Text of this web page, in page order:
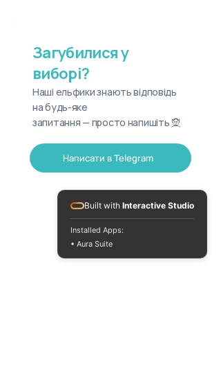
Загубилися у
виборі?
Наші ельфики знають відповідь
на будь-яке
запитання — просто напишіть 🧝
Написати в Telegram
Built with Interactive Studio
Installed Apps:
• Aura Suite